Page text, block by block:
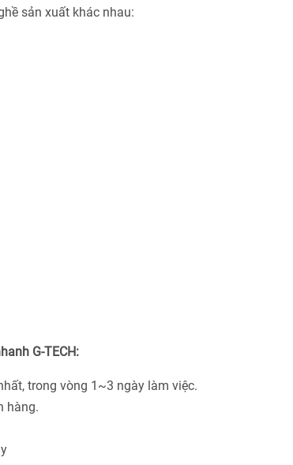
sản xuất khác nhau:
G-TECH:
trong vòng 1~3 ngày làm việc.
hàng.